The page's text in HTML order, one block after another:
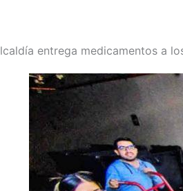
entrega medicamentos a